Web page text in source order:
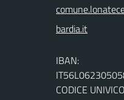
IBAN:
CODICE